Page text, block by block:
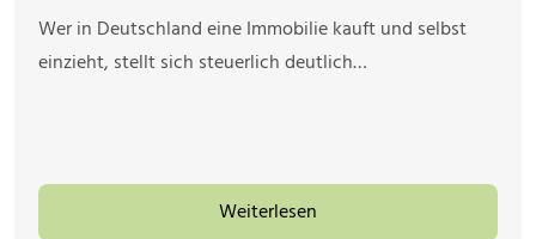
Wer in Deutschland eine Immobilie kauft und selbst
einzieht, stellt sich steuerlich deutlich…
Weiterlesen